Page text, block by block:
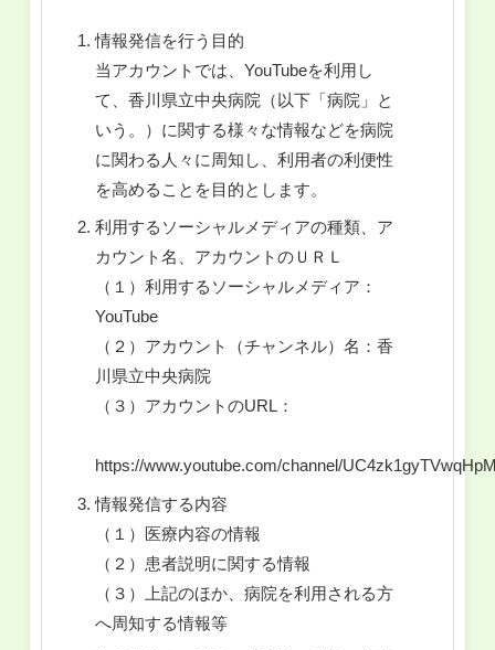
情報発信を行う目的
当アカウントでは、YouTubeを利用し
て、香川県立中央病院（以下「病院」と
いう。）に関する様々な情報などを病院
に関わる人々に周知し、利用者の利便性
を高めることを目的とします。
利用するソーシャルメディアの種類、ア
カウント名、アカウントのＵＲＬ
（１）利用するソーシャルメディア：
YouTube
（２）アカウント（チャンネル）名：香
川県立中央病院
（３）アカウントのURL：
https://www.youtube.com/channel/
情報発信する内容
（１）医療内容の情報
（２）患者説明に関する情報
（３）上記のほか、病院を利用される方
へ周知する情報等